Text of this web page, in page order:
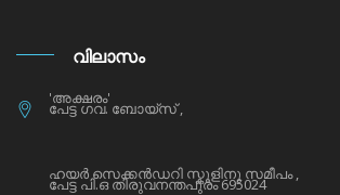
വിലാസം
'അക്ഷരം'
പേട്ട ഗവ. ബോയ്സ് ,
ഹയര്‍ സെക്കന്‍ഡറി സ്കൂളിനു സമീപം ,
പേട്ട പി.ഒ തിരുവനന്തപുരം 695024